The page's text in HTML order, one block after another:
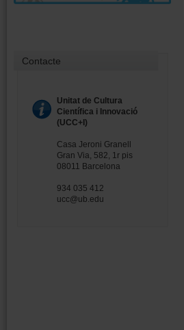
Contacte
Unitat de Cultura
Científica i Innovació
(UCC+I)
Casa Jeroni Granell
Gran Via, 582, 1r pis
08011 Barcelona
934 035 412
ucc@ub.edu